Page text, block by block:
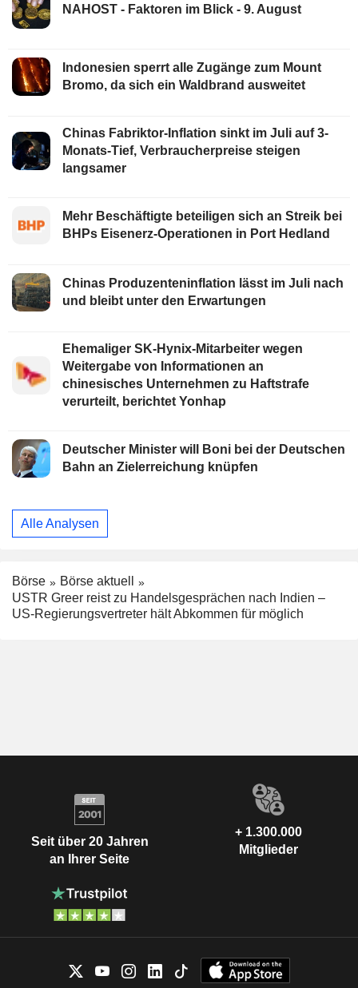
NAHOST - Faktoren im Blick - 9. August
Indonesien sperrt alle Zugänge zum Mount
Bromo, da sich ein Waldbrand ausweitet
Chinas Fabriktor-Inflation sinkt im Juli auf 3-
Monats-Tief, Verbraucherpreise steigen
langsamer
Mehr Beschäftigte beteiligen sich an Streik bei
BHPs Eisenerz-Operationen in Port Hedland
Chinas Produzenteninflation lässt im Juli nach
und bleibt unter den Erwartungen
Ehemaliger SK-Hynix-Mitarbeiter wegen
Weitergabe von Informationen an
chinesisches Unternehmen zu Haftstrafe
verurteilt, berichtet Yonhap
Deutscher Minister will Boni bei der Deutschen
Bahn an Zielerreichung knüpfen
Alle Analysen
Börse
Börse aktuell
USTR Greer reist zu Handelsgesprächen nach Indien –
US-Regierungsvertreter hält Abkommen für möglich
Seit über 20 Jahren
an Ihrer Seite
+ 1.300.000
Mitglieder